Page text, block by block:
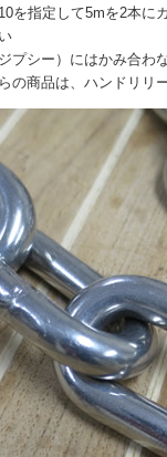
を指定して5mを2本に
プシー）にはかみ合わ
の商品は、ハンドリリ